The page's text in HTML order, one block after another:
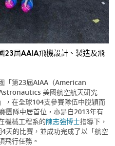
23屆AAIA飛機設計、製造及飛
「第23屆AIAA（American
美國航空航天研究
」，在全球104支參賽隊伍中脫穎而
團隊中居首位，亦是自2013年有
機械工程系的陳志強博士指導下，
天的比賽，並成功完成了以「航空
飛行任務。